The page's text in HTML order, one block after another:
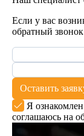
Если у вас
обратный звонок
Оставить
Я
соглашаюсь на